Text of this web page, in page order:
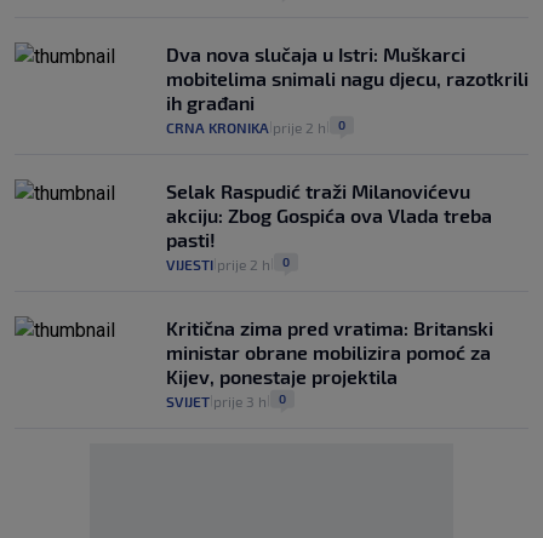
Dva nova slučaja u Istri: Muškarci
mobitelima snimali nagu djecu, razotkrili
ih građani
CRNA KRONIKA prije 2 h 0
Selak Raspudić traži Milanovićevu
akciju: Zbog Gospića ova Vlada treba
pasti!
VIJESTI prije 2 h 0
Kritična zima pred vratima: Britanski
ministar obrane mobilizira pomoć za
Kijev, ponestaje projektila
SVIJET prije 3 h 0